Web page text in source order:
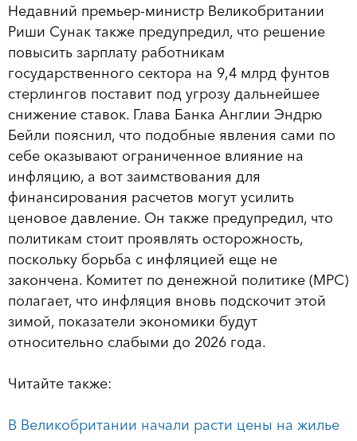
Недавний премьер-министр Великобритании
Риши Сунак также предупредил, что решение
повысить зарплату работникам
государственного сектора на 9,4 млрд фунтов
стерлингов поставит под угрозу дальнейшее
снижение ставок. Глава Банка Англии Эндрю
Бейли пояснил, что подобные явления сами по
себе оказывают ограниченное влияние на
инфляцию, а вот заимствования для
финансирования расчетов могут усилить
ценовое давление. Он также предупредил, что
политикам стоит проявлять осторожность,
поскольку борьба с инфляцией еще не
закончена. Комитет по денежной политике (MPC)
полагает, что инфляция вновь подскочит этой
зимой, показатели экономики будут
относительно слабыми до 2026 года.
Читайте также:
В Великобритании начали расти цены на жилье